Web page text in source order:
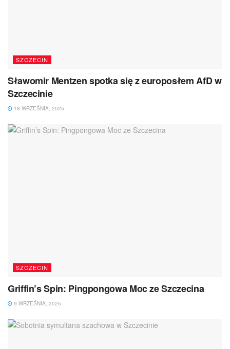
SZCZECIN
Sławomir Mentzen spotka się z europosłem AfD w
Szczecinie
18 WRZEŚNIA, 2025
SZCZECIN
Griffin’s Spin: Pingpongowa Moc ze Szczecina
9 WRZEŚNIA, 2025